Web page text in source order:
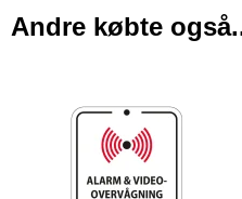
Andre købte